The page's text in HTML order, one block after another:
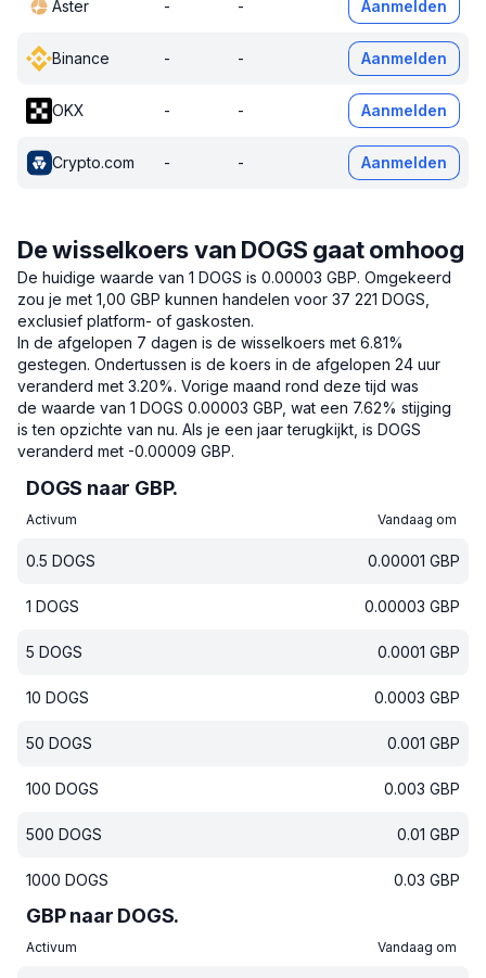
Aster - - Aanmelden
Binance - - Aanmelden
OKX - - Aanmelden
Crypto.com - - Aanmelden
De wisselkoers van DOGS gaat omhoog
De huidige waarde van 1 DOGS is 0.00003 GBP. Omgekeerd
zou je met 1,00 GBP kunnen handelen voor 37 221 DOGS,
exclusief platform- of gaskosten.
In de afgelopen 7 dagen is de wisselkoers met 6.81%
gestegen. Ondertussen is de koers in de afgelopen 24 uur
veranderd met 3.20%. Vorige maand rond deze tijd was
de waarde van 1 DOGS 0.00003 GBP, wat een 7.62% stijging
is ten opzichte van nu. Als je een jaar terugkijkt, is DOGS
veranderd met -0.00009 GBP.
DOGS naar GBP.
Activum Vandaag om
0.5 DOGS 0.00001 GBP
1 DOGS 0.00003 GBP
5 DOGS 0.0001 GBP
10 DOGS 0.0003 GBP
50 DOGS 0.001 GBP
100 DOGS 0.003 GBP
500 DOGS 0.01 GBP
1000 DOGS 0.03 GBP
GBP naar DOGS.
Activum Vandaag om